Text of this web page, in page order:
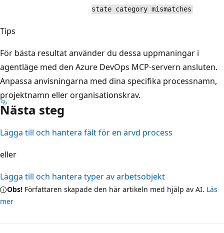
state category mismatches
Tips
För bästa resultat använder du dessa uppmaningar i
agentläge med den Azure DevOps MCP-servern ansluten.
Anpassa anvisningarna med dina specifika processnamn,
projektnamn eller organisationskrav.
Nästa steg
Lägga till och hantera fält för en ärvd process
eller
Lägga till och hantera typer av arbetsobjekt
Obs! Författaren skapade den här artikeln med hjälp av AI. Läs
mer